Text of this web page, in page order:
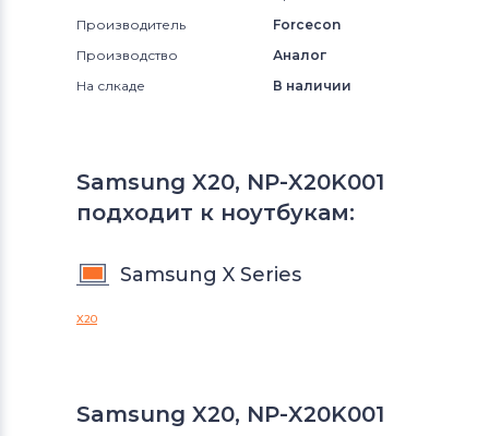
Производитель
Forcecon
Производство
Аналог
На слкаде
В наличии
Samsung X20, NP-X20K001
подходит к ноутбукам:
Samsung X Series
X20
Samsung X20, NP-X20K001